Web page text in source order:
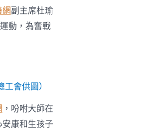
副主席杜瑜
動，為奮戰
會供圖）
，吩咐大師在
康和生孩子